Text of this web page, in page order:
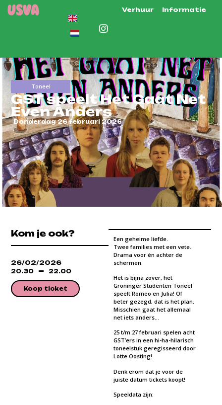
Verhuur Informatie
Toneel
GST speelt Het Gaat Net
Even Anders
Donderdag 26 februari 2026
Kom je ook?
26/02/2026
20.30 22.00
Koop ticket
Een geheime liefde.
Twee families met een vete.
Drama voor én achter de
schermen.
Het is bijna zover, het
Groninger Studenten Toneel
speelt Romeo en Julia! Of
beter gezegd, dat is het plan.
Misschien gaat het allemaal
net iets anders…
25 t/m 27 februari spelen acht
GST’ers in een hi-ha-hilarisch
toneelstuk geregisseerd door
Lotte Oosting!
Denk erom dat je voor de
juiste datum tickets koopt!
Speeldata zijn: